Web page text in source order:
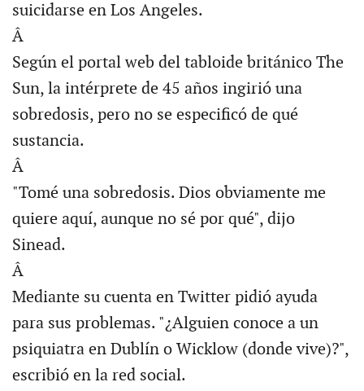
suicidarse en Los Angeles.
Â
Según el portal web del tabloide británico The
Sun, la intérprete de 45 años ingirió una
sobredosis, pero no se especificó de qué
sustancia.
Â
"Tomé una sobredosis. Dios obviamente me
quiere aquí, aunque no sé por qué", dijo
Sinead.
Â
Mediante su cuenta en Twitter pidió ayuda
para sus problemas. "¿Alguien conoce a un
psiquiatra en Dublín o Wicklow (donde vive)?",
escribió en la red social.